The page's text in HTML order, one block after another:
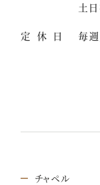
土
定休日 毎
チャペル